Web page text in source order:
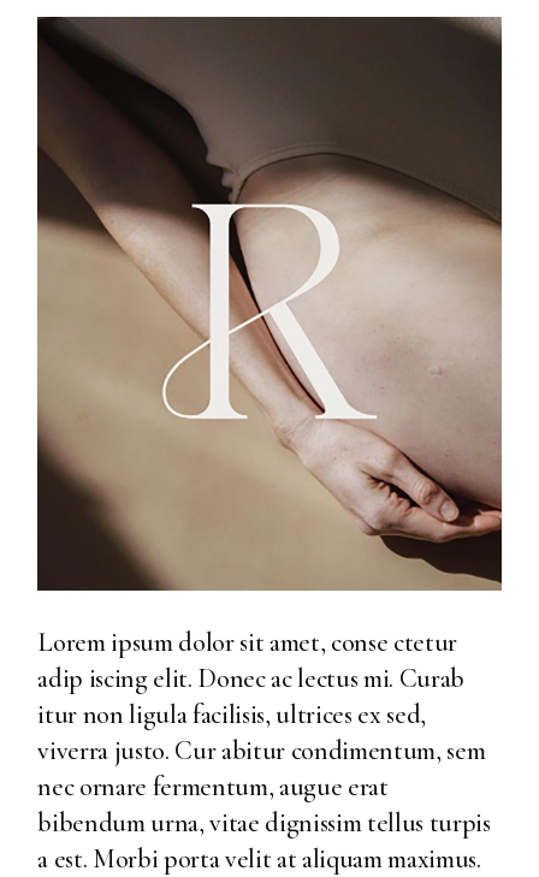
Lorem ipsum dolor sit amet, conse ctetur
adip iscing elit. Donec ac lectus mi. Curab
itur non ligula facilisis, ultrices ex sed,
viverra justo. Cur abitur condimentum, sem
nec ornare fermentum, augue erat
bibendum urna, vitae dignissim tellus turpis
a est. Morbi porta velit at aliquam maximus.